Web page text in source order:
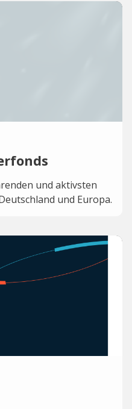
und aktivsten
und Europa.